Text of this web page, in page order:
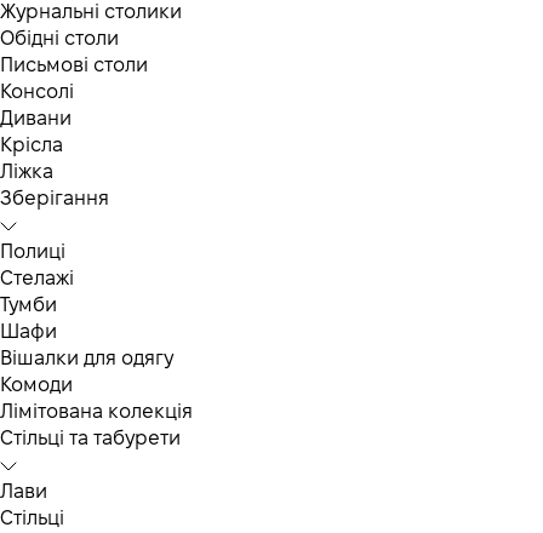
Журнальні столики
Обідні столи
Письмові столи
Консолі
Дивани
Крісла
Ліжка
Зберігання
Полиці
Стелажі
Тумби
Шафи
Вішалки для одягу
Комоди
Лімітована колекція
Стільці та табурети
Лави
Стільці